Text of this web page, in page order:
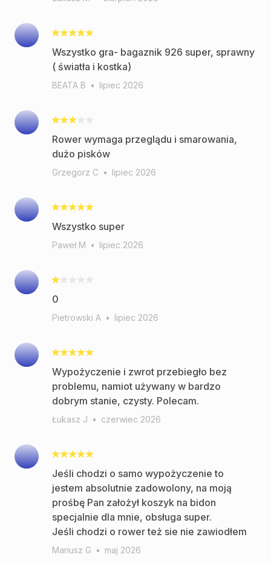
Wszystko gra- bagaznik 926 super, sprawny
BEATA B • lipiec 2026
Rower wymaga przeglądu i smarowania,
dużo pisków
Grzegorz C • lipiec 2026
Wszystko super
Paweł M • lipiec 2026
0
Pietrowski A • lipiec 2026
Wypożyczenie i zwrot przebiegło bez
problemu, namiot używany w bardzo
dobrym stanie, czysty. Polecam.
Łukasz J • czerwiec 2026
Jeśli chodzi o samo wypożyczenie to
jestem absolutnie zadowolony, na moją
prośbę Pan założył koszyk na bidon
specjalnie dla mnie, obsługa super.
Jeśli chodzi o rower też sie nie zawiodłem
Mariusz G • maj 2026